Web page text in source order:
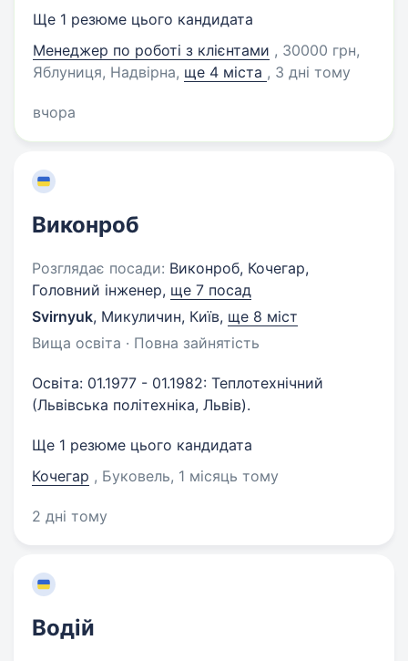
Ще 1 резюме цього кандидата
Менеджер по роботі з клієнтами , 30000 грн,
Яблуниця, Надвірна, ще 4 міста , 3 дні тому
вчора
Виконроб
Розглядає посади: Виконроб, Кочегар,
Головний інженер, ще 7 посад
Svirnyuk, Микуличин, Київ, ще 8 міст
Вища освіта · Повна зайнятість
Освіта: 01.1977 - 01.1982: Теплотехнічний
(Львівська політехніка, Львів).
Ще 1 резюме цього кандидата
Кочегар , Буковель, 1 місяць тому
2 дні тому
Водій